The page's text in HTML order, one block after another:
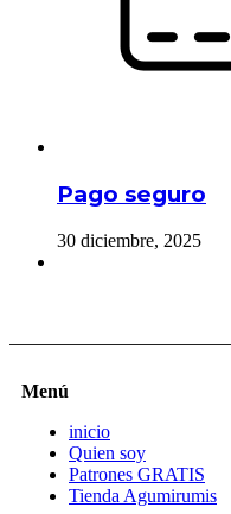
Pago seguro
30 diciembre, 2025
Menú
inicio
Quien soy
Patrones GRATIS
Tienda Agumirumis